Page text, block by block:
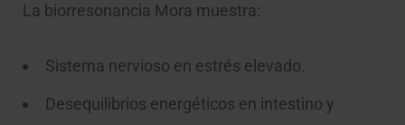
La biorresonancia Mora muestra:
Sistema nervioso en estrés elevado.
Desequilibrios energéticos en intestino y